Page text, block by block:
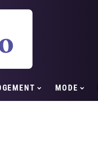
MODE